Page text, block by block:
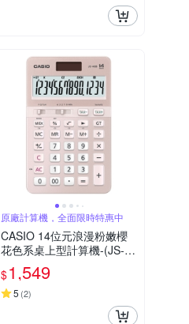
原廠計算機，全面限時特惠中
CASIO 14位元浪漫粉嫩櫻
花色系桌上型計算機-(JS-40
B-PK)
$1,549
5 (2)